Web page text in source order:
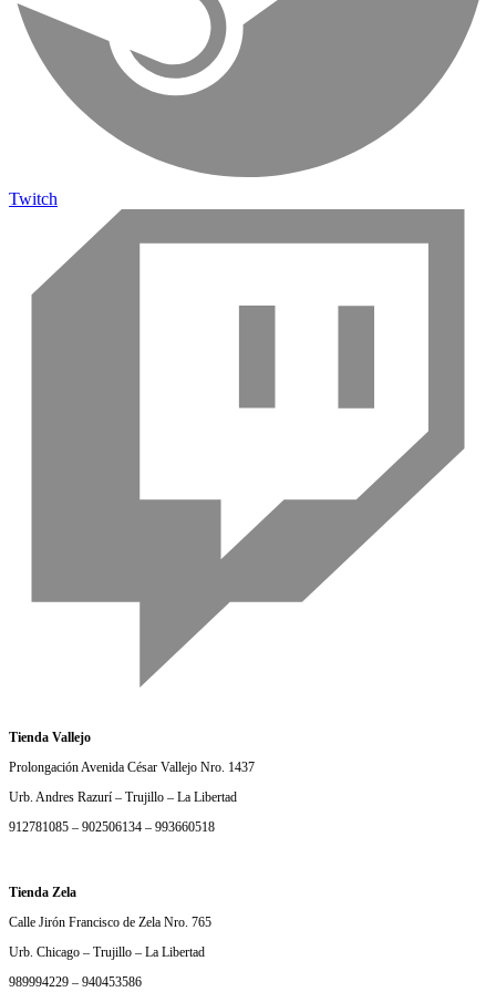
Twitch
Tienda Vallejo
Prolongación Avenida César Vallejo Nro. 1437
Urb. Andres Razurí – Trujillo – La Libertad
912781085 – 902506134 – 993660518
Tienda Zela
Calle Jirón Francisco de Zela Nro. 765
Urb. Chicago – Trujillo – La Libertad
989994229 – 940453586